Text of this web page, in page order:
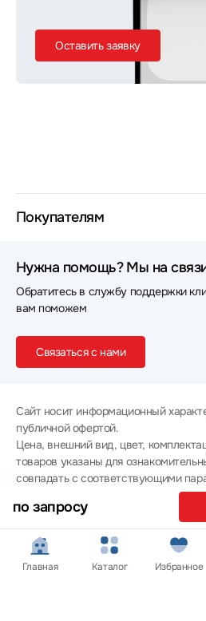
по запросу
Оставить заявку
Покупателям
Нужна помощь? Мы на
Обратитесь в службу поддержки
вам поможем
Связаться с нами
Сайт носит информационный
публичной офертой.
Цена, внешний вид, цвет,
товаров указаны для
совпадать с соответствующими
товаров - уточняйте информацию у
оформлении заказа.
Политика
© 2012 — 2026 ООО
Главная Каталог Избранное